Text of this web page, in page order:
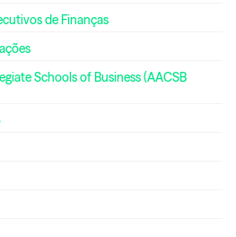
de Finanças
Schools of Business (AACSB